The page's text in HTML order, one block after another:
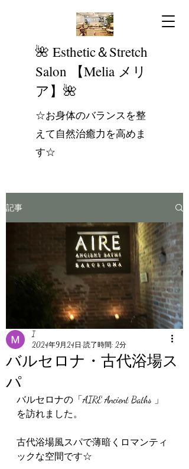
​🌺 Esthetic＆Stretch
Salon 【Melia メリ
ア】🌺
☆お身体のバランスを整
えて自然治癒力を高めま
す☆
記事
バルセロナ・古代浴場ス
パ
I
2024年9月24日 読了時間: 2分
バルセロナの「AIRE Ancient Baths 」
を訪れました。
古代浴場風スパで薄暗くロマンティ
ックな空間です☆